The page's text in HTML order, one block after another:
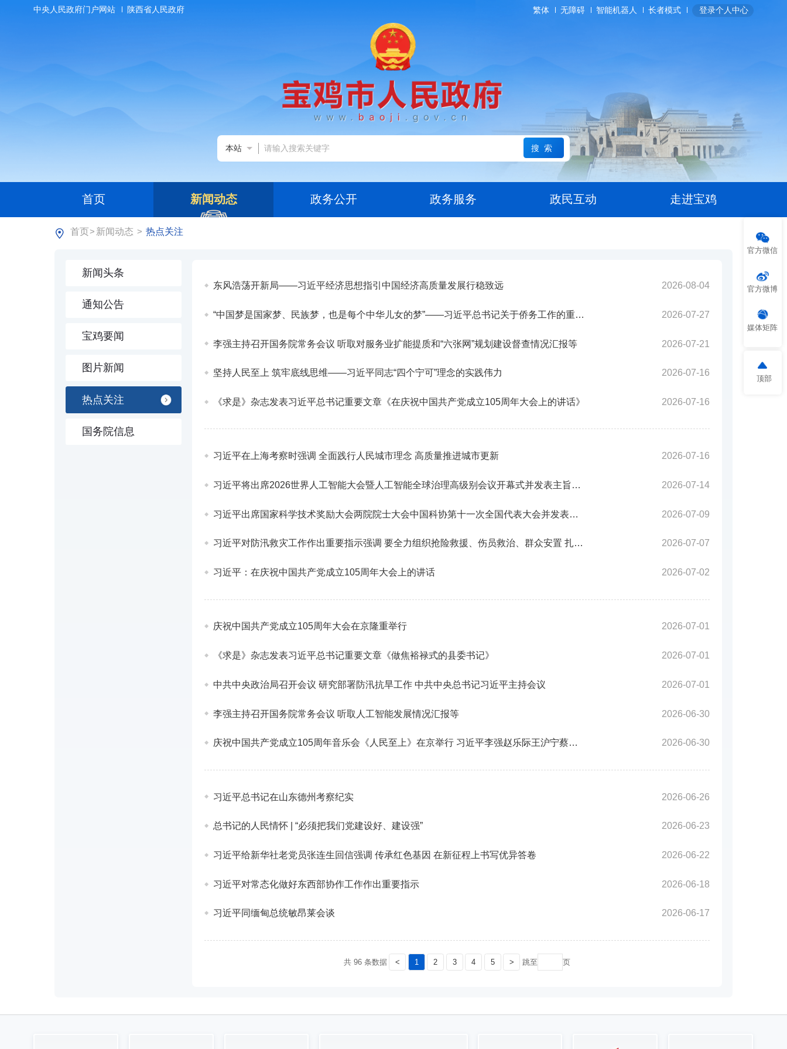
中央人民政府门户网站 陕西省人民政府 繁体 无障碍 智能机器人 长者模式 登录个人中心
本站 搜索
首页 新闻动态 政务公开 政务服务 政民互动 走进宝鸡
官方微信
官方微博
媒体矩阵
顶部
首页> 新闻动态 > 热点关注
新闻头条
通知公告
宝鸡要闻
图片新闻
热点关注
国务院信息
东风浩荡开新局——习近平经济思想指引中国经济高质量发展行稳致远 2026-08-04
“中国梦是国家梦、民族梦，也是每个中华儿女的梦”——习近平总书记关于侨务工作的重要论述凝聚共同致力民族复兴的强大力量 2026-07-27
李强主持召开国务院常务会议 听取对服务业扩能提质和“六张网”规划建设督查情况汇报等 2026-07-21
坚持人民至上 筑牢底线思维——习近平同志“四个宁可”理念的实践伟力 2026-07-16
《求是》杂志发表习近平总书记重要文章《在庆祝中国共产党成立105周年大会上的讲话》 2026-07-16
习近平在上海考察时强调 全面践行人民城市理念 高质量推进城市更新 2026-07-16
习近平将出席2026世界人工智能大会暨人工智能全球治理高级别会议开幕式并发表主旨讲话 2026-07-14
习近平出席国家科学技术奖励大会两院院士大会中国科协第十一次全国代表大会并发表重要讲话 2026-07-09
习近平对防汛救灾工作作出重要指示强调 要全力组织抢险救援、伤员救治、群众安置 扎实做好防灾救灾各项工作 确保人民群众生命财产安全 2026-07-07
习近平：在庆祝中国共产党成立105周年大会上的讲话 2026-07-02
庆祝中国共产党成立105周年大会在京隆重举行 2026-07-01
《求是》杂志发表习近平总书记重要文章《做焦裕禄式的县委书记》 2026-07-01
中共中央政治局召开会议 研究部署防汛抗旱工作 中共中央总书记习近平主持会议 2026-07-01
李强主持召开国务院常务会议 听取人工智能发展情况汇报等 2026-06-30
庆祝中国共产党成立105周年音乐会《人民至上》在京举行 习近平李强赵乐际王沪宁蔡奇丁薛祥李希韩正出席观看 2026-06-30
习近平总书记在山东德州考察纪实 2026-06-26
总书记的人民情怀 | “必须把我们党建设好、建设强” 2026-06-23
习近平给新华社老党员张连生回信强调 传承红色基因 在新征程上书写优异答卷 2026-06-22
习近平对常态化做好东西部协作工作作出重要指示 2026-06-18
习近平同缅甸总统敏昂莱会谈 2026-06-17
共 96 条数据 < 1 2 3 4 5 > 跳至 页